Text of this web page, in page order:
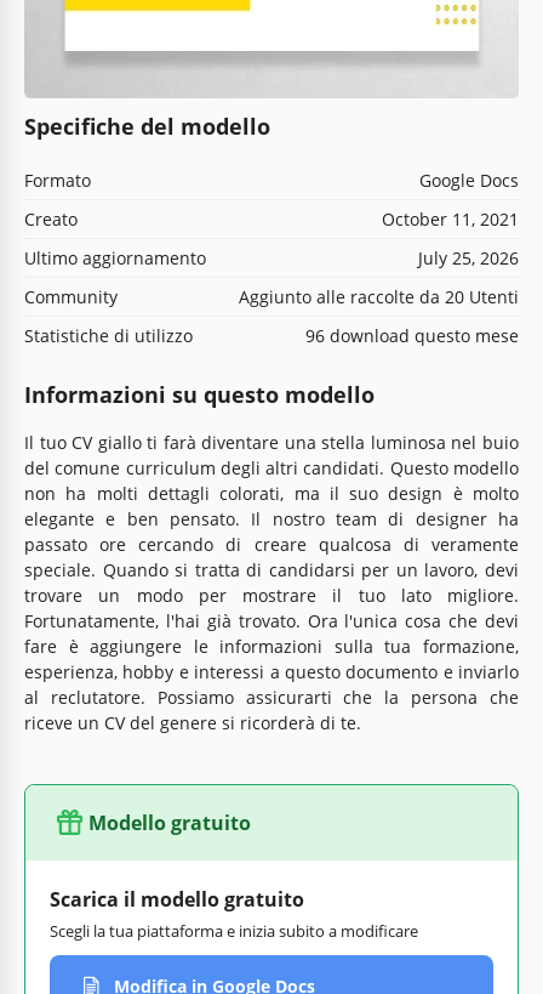
Specifiche del modello
Formato
Google Docs
Creato
October 11, 2021
Ultimo aggiornamento
July 25, 2026
Community
Aggiunto alle raccolte da 20 Utenti
Statistiche di utilizzo
96 download questo mese
Informazioni su questo modello
Il tuo CV giallo ti farà diventare una stella luminosa nel buio
del comune curriculum degli altri candidati. Questo modello
non ha molti dettagli colorati, ma il suo design è molto
elegante e ben pensato. Il nostro team di designer ha
passato ore cercando di creare qualcosa di veramente
speciale. Quando si tratta di candidarsi per un lavoro, devi
trovare un modo per mostrare il tuo lato migliore.
Fortunatamente, l'hai già trovato. Ora l'unica cosa che devi
fare è aggiungere le informazioni sulla tua formazione,
esperienza, hobby e interessi a questo documento e inviarlo
al reclutatore. Possiamo assicurarti che la persona che
riceve un CV del genere si ricorderà di te.
Modello gratuito
Scarica il modello gratuito
Scegli la tua piattaforma e inizia subito a modificare
Modifica in Google Docs